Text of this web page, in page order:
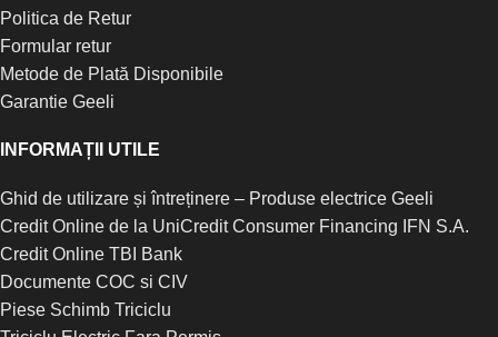
Politica de Retur
Formular retur
Metode de Plată Disponibile
Garantie Geeli
INFORMAȚII UTILE
Ghid de utilizare și întreținere – Produse electrice Geeli
Credit Online de la UniCredit Consumer Financing IFN S.A.
Credit Online TBI Bank
Documente COC si CIV
Piese Schimb Triciclu